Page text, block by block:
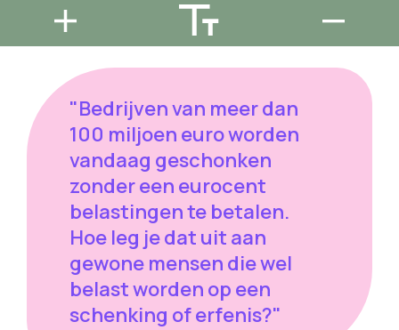
"Bedrijven van meer dan
100 miljoen euro worden
vandaag geschonken
zonder een eurocent
belastingen te betalen.
Hoe leg je dat uit aan
gewone mensen die wel
belast worden op een
schenking of erfenis?"